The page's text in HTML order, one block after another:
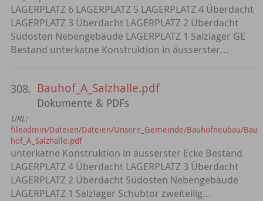
LAGERPLATZ 6 LAGERPLATZ 5 LAGERPLATZ 4 Überdacht
LAGERPLATZ 3 Überdacht LAGERPLATZ 2 Überdacht
Südosten Nebengebäude LAGERPLATZ 1 Salzlager GE
Bestand unterkatne Konstruktion in äusserster...
308. Bauhof_A_Salzhalle.pdf
Dokumente & PDFs
URL:
fileadmin/Dateien/Dateien/Unsere_Gemeinde/Bauhofneubau/Bau
hof_A_Salzhalle.pdf
unterkatne Konstruktion in äusserster Ecke Bestand
LAGERPLATZ 4 Überdacht LAGERPLATZ 3 Überdacht
LAGERPLATZ 2 Überdacht Südosten Nebengebäude
LAGERPLATZ 1 Salzlager Schubtor zweiteilig...